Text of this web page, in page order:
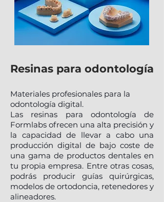
Resinas para odontología
Materiales profesionales para la
odontología digital.
Las resinas para odontología de
Formlabs ofrecen una alta precisión y
la capacidad de llevar a cabo una
producción digital de bajo coste de
una gama de productos dentales en
tu propia empresa. Entre otras cosas,
podrás producir guías quirúrgicas,
modelos de ortodoncia, retenedores y
alineadores.